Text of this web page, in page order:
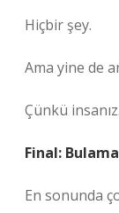
Hiçbir şey.
Ama yine de
Çünkü
Final:
En sonunda